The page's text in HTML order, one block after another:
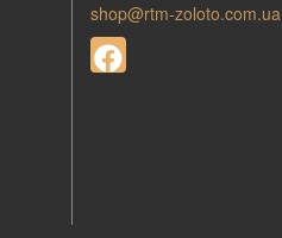
shop@rtm-zoloto.com.ua